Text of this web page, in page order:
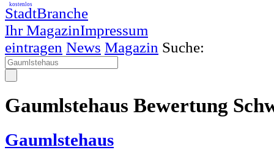
StadtBranche
Ihr MagazinImpressum
kostenlos
eintragen News Magazin Suche:
Gaumlstehaus Bewertung
Gaumlstehaus